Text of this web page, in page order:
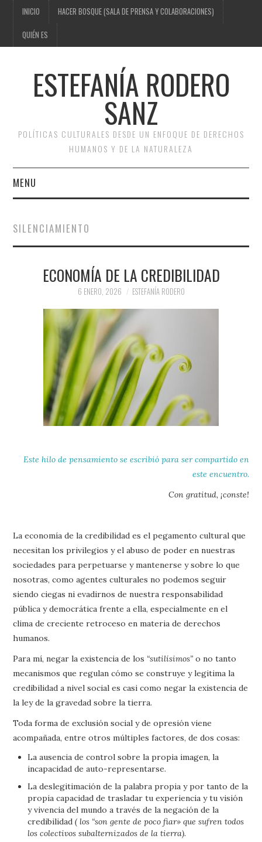
INICIO HACER BOSQUE (SALA DE PRENSA Y COLABORACIONES)
QUIÉN ES
ESTEFANÍA RODERO
SANZ
POLÍTICAS CULTURALES DESDE UN ENFOQUE DE DERECHOS
HUMANOS Y DE LA NATURALEZA
MENU
HACER BOSQUE (SALA DE
PRENSA Y
COLABORACIONES)
QUIÉN ES
SILENCIAMIENTO
ECONOMÍA DE LA CREDIBILIDAD
6 ENERO, 2026 ESTEFANÍA RODERO
Este hilo de pensamiento se escribió para ser compartido en
este encuentro.
Con gratitud, ¡conste!
La economía de la credibilidad es el pegamento cultural que
necesitan los privilegios y el abuso de poder en nuestras
sociedades para perpetuarse y mantenerse y sobre lo que
nosotras, como agentes culturales no podemos seguir
siendo ciegas ni evadirnos de nuestra responsabilidad
pública y democrática frente a ella, especialmente en el
clima de creciente retroceso en materia de derechos
humanos.
Para mí, negar la existencia de los “sutilísimos” o no tanto
mecanismos que regulan cómo se construye y legitima la
credibilidad a nivel social es casi como negar la existencia de
la ley de la gravedad sobre la tierra.
Toda forma de exclusión social y de opresión viene
acompañada, entre otros múltiples factores, de dos cosas:
La ausencia de control sobre la propia imagen, la
incapacidad de auto-representarse.
La deslegitimación de la palabra propia y por tanto de la
propia capacidad de trasladar tu experiencia y tu visión
y vivencia del mundo a través de la negación de la
credibilidad( los “son gente de poco fiar» que sufren todos
los colectivos subalternizados de la tierra).